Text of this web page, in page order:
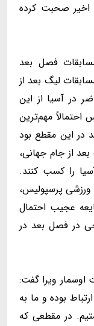
اخیر صحبت کرده
فصل بعد
لیگ بعد از
در آسیا از این
مهم‌ترین
در این مقطع بود
بعد از جام جهانی،
را کسب کنند.
پرسپولیس،
عجیب احتمال
در فصل بعد در
ویرا گفت:
بوده و ما به
در مقطعی که